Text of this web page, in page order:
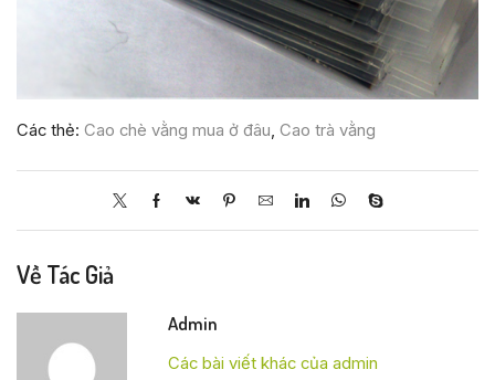
Các thẻ: Cao chè vằng mua ở đâu, Cao trà vằng
Về Tác Giả
Admin
Các bài viết khác của admin